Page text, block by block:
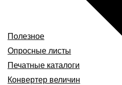
Полезное
Опросные листы
Печатные каталоги
Конвертер величин